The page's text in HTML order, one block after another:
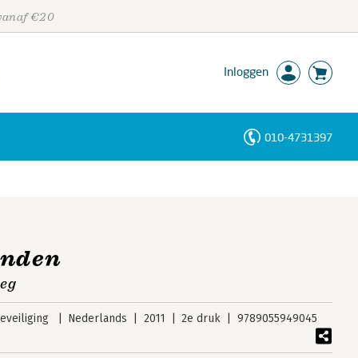
€20
Inloggen
010-4731397
Nederlands 2011 2e druk 9789055949045
Personen